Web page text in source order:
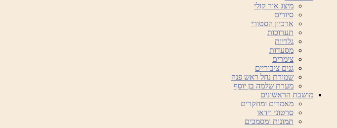
מיצג אור קולי
סיורים
ארכיון הסטורי
תערוכות
גלריות
מסעדות
צימרים
גנים ציבוריים
שמורת נחל ראש פנה
מערת שלמה בן יוסף
מושבת הראשונים
מאמרים ומחקרים
סרטוני וידאו
תמונות ומסמכים